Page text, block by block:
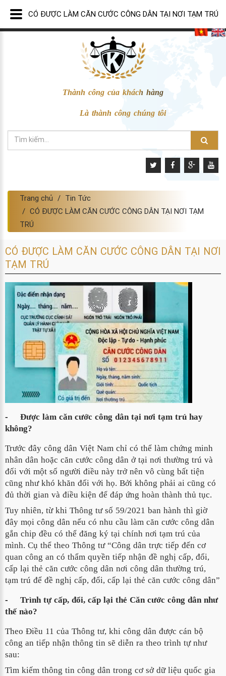
Thành công của khách hàng
Là thành công chúng tôi
Trang chủ
Tin Tức
CÓ ĐƯỢC LÀM CĂN CƯỚC CÔNG DÂN TẠI NƠI TẠM
TRÚ
CÓ ĐƯỢC LÀM CĂN CƯỚC CÔNG DÂN TẠI NƠI
TẠM TRÚ
-
Được làm căn cước công dân tại nơi tạm trú hay
không?
Trước đây công dân Việt Nam chỉ có thể làm chứng minh
nhân dân hoặc căn cước công dân ở tại nơi thường trú và
đối với một số người điều này trở nên vô cùng bất tiện
cũng như khó khăn đối với họ. Bởi không phải ai cũng có
đủ thời gian và điều kiện để đáp ứng hoàn thành thủ tục.
Tuy nhiên, từ khi Thông tư số 59/2021 ban hành thì giờ
đây mọi công dân nếu có nhu cầu làm căn cước công dân
gắn chip đều có thể đăng ký tại chính nơi tạm trú của
mình. Cụ thể theo Thông tư “Công dân trực tiếp đến cơ
quan công an có thẩm quyền tiếp nhận đề nghị cấp, đổi,
cấp lại thẻ căn cước công dân nơi công dân thường trú,
tạm trú để đề nghị cấp, đổi, cấp lại thẻ căn cước công dân”
-
Trình tự cấp, đổi, cấp lại thẻ Căn cước công dân như
thế nào?
Theo Điều 11 của Thông tư, khi công dân được cán bộ
công an tiếp nhận thông tin sẽ diễn ra theo trình tự như
sau:
Tìm kiếm thông tin công dân trong cơ sở dữ liệu quốc gia
CÓ ĐƯỢC LÀM CĂN CƯỚC CÔNG DÂN TẠI NƠI TẠM TRÚ